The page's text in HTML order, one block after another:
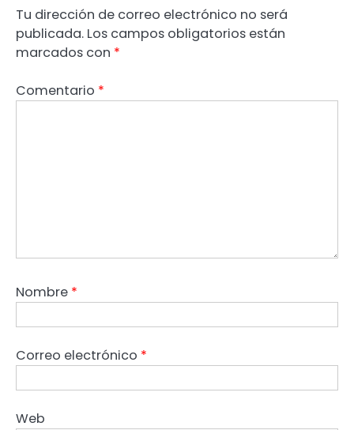
Tu dirección de correo electrónico no será
publicada. Los campos obligatorios están
marcados con *
Comentario *
Nombre *
Correo electrónico *
Web